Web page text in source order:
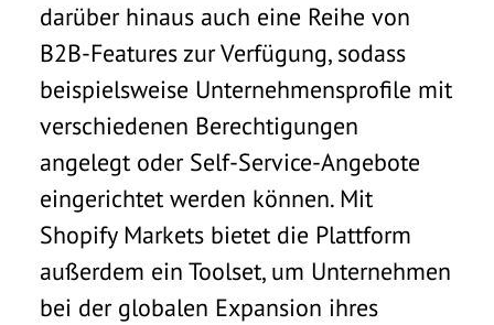
darüber hinaus auch eine Reihe von
B2B-Features zur Verfügung, sodass
beispielsweise Unternehmensprofile mit
verschiedenen Berechtigungen
angelegt oder Self-Service-Angebote
eingerichtet werden können. Mit
Shopify Markets bietet die Plattform
außerdem ein Toolset, um Unternehmen
bei der globalen Expansion ihres